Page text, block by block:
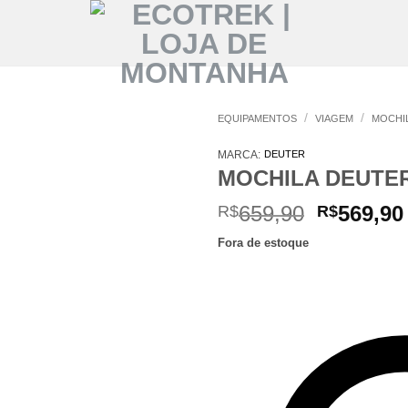
EQUIPAMENTOS / VIAGEM /
MARCA: DEUTER
MOCHILA
R$659,90 O
R$569,90O
Fora de estoque